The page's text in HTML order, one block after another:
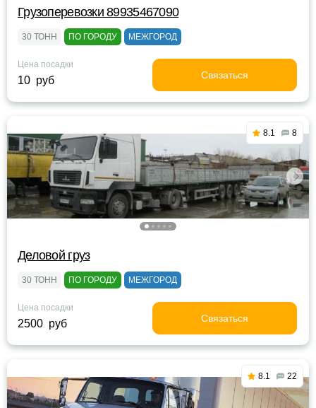
Грузоперевозки 89935467090
30 ТОНН ПО ГОРОДУ МЕЖГОРОД
Цена посадки
10 руб Связаться
8.1 8
Деловой груз
30 ТОНН ПО ГОРОДУ МЕЖГОРОД
Цена посадки
2500 руб Связаться
8.1 22